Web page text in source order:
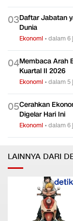
03Daftar Jabatan
Dunia
Ekonomi •dalam 6
04Membaca Arah
Kuartal II 2026
Ekonomi •dalam 5
05Cerahkan
Digelar Hari Ini
Ekonomi •dalam 6
LAINNYA DARI